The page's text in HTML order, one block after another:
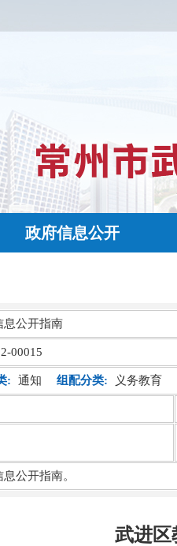
政府信息公开
息公开指南
00015
: 通知 组配分类: 义务教育
公开指南。
武进区